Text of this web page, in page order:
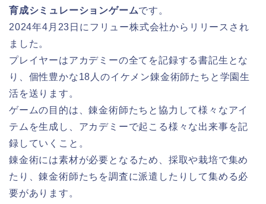
育成シミュレーションゲームです。
2024年4月23日にフリュー株式会社からリリースされ
ました。
プレイヤーはアカデミーの全てを記録する書記生とな
り、個性豊かな18人のイケメン錬金術師たちと学園生
活を送ります。
ゲームの目的は、錬金術師たちと協力して様々なアイ
テムを生成し、アカデミーで起こる様々な出来事を記
録していくこと。
錬金術には素材が必要となるため、採取や栽培で集め
たり、錬金術師たちを調査に派遣したりして集める必
要があります。